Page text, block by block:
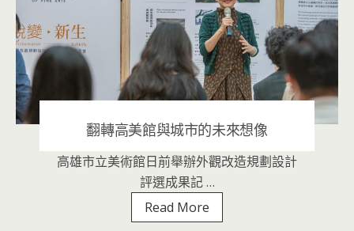
再
登
國
家
兩
院
翻轉高美館與城市的未來想像
2020 年 10 月 29 日 | 音樂表演
高雄市立美術館日前舉辦外觀改造規劃設計
評選成果記 …
Read More
轉